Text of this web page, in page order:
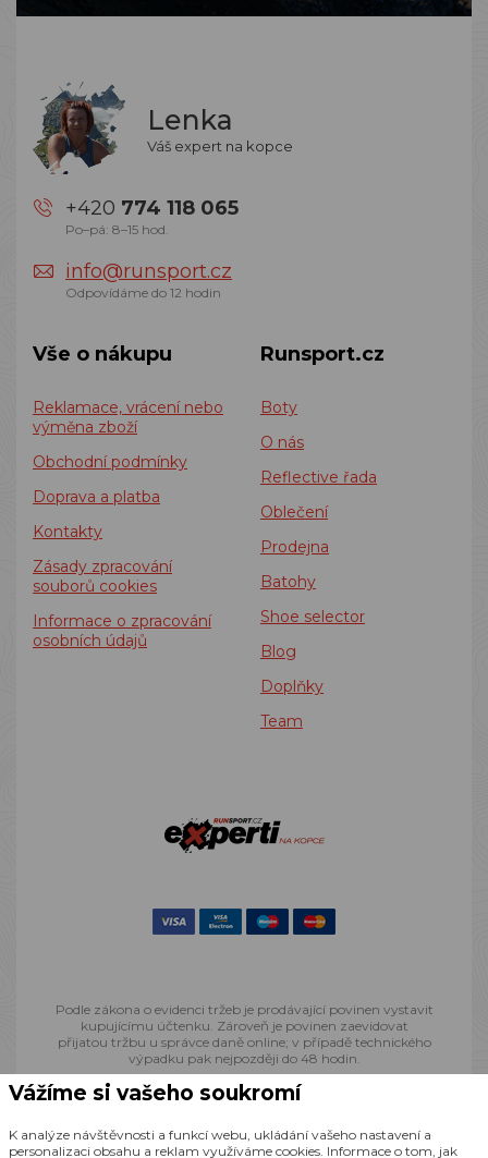
Lenka
Váš expert na kopce
+420 774 118 065
Po–pá: 8–15 hod.
info@runsport.cz
Odpovídáme do 12 hodin
Vše o nákupu
Reklamace, vrácení nebo
výměna zboží
Obchodní podmínky
Doprava a platba
Kontakty
Zásady zpracování
souborů cookies
Informace o zpracování
osobních údajů
Runsport.cz
Boty
O nás
Reflective řada
Oblečení
Prodejna
Batohy
Shoe selector
Blog
Doplňky
Team
Podle zákona o evidenci tržeb je prodávající povinen vystavit
kupujícímu účtenku. Zároveň je povinen zaevidovat
přijatou tržbu u správce daně online; v případě technického
výpadku pak nejpozději do 48 hodin.
Vážíme si vašeho soukromí
K analýze návštěvnosti a funkcí webu, ukládání vašeho nastavení a
personalizaci obsahu a reklam využíváme cookies. Informace o tom, jak